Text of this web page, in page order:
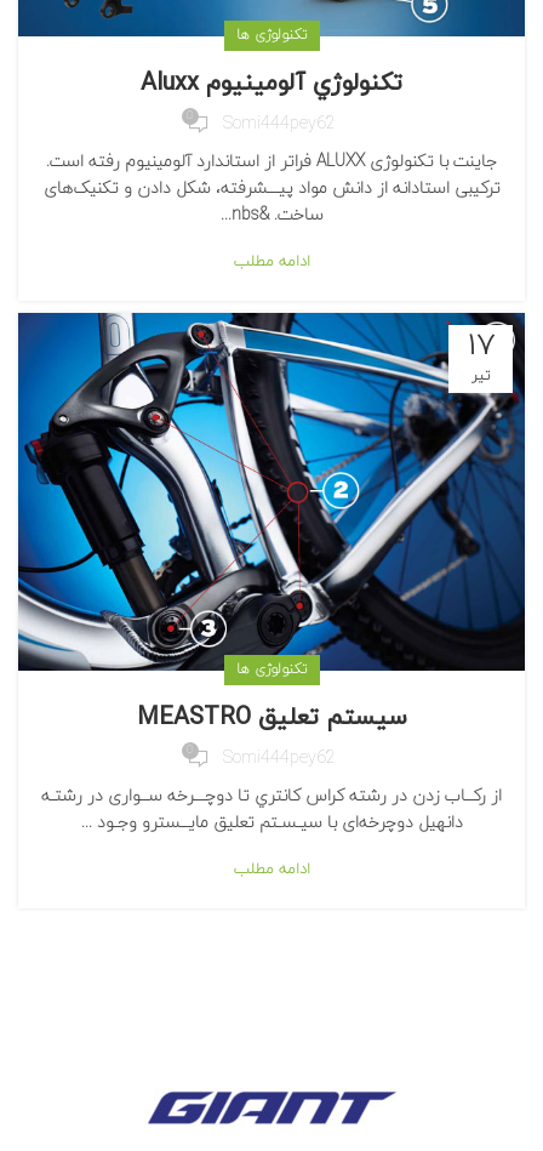
تکنولوژی ها
تكنولوژي آلومينيوم Aluxx
Somi444pey62
جاینت با تکنولوژی ALUXX فراتر از استاندارد آلومینیوم رفته است.
ترکیبی استادانه از دانش مواد پیـــشرفته، شکل دادن و تکنیک‌های
ساخت. &nbs...
ادامه مطلب
۱۷
تیر
تکنولوژی ها
سيستم تعليق MEASTRO
Somi444pey62
از رکــاب زدن در رشته كراس كانتري تا دوچـــرخه ســواری در رشتـه
دانهيل دوچرخه‌ای با سیـسـتم تعلیق مایــسترو وجـود ...
ادامه مطلب